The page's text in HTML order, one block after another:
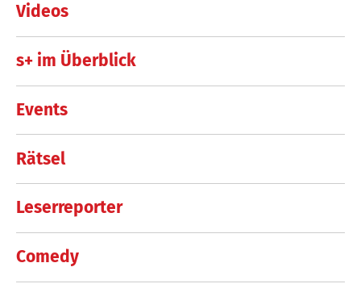
Videos
s+ im Überblick
Events
Rätsel
Leserreporter
Comedy